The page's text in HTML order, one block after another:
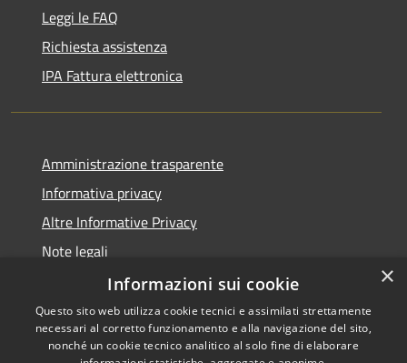
Leggi le FAQ
Richiesta assistenza
IPA Fattura elettronica
Amministrazione trasparente
Informativa privacy
Altre Informative Privacy
Note legali
Dichiarazione di accessibilità
×
Informazioni sui cookie
Questo sito web utilizza cookie tecnici e assimilati strettamente
necessari al corretto funzionamento e alla navigazione del sito,
nonché un cookie tecnico analitico al solo fine di elaborare